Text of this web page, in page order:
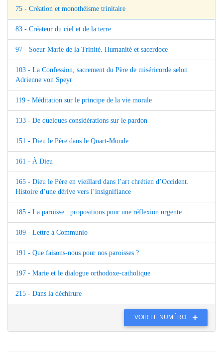
75 - Création et monothéisme trinitaire
83 - Créateur du ciel et de la terre
97 - Soeur Marie de la Trinité. Humanité et sacerdoce
103 - La Confession, sacrement du Père de miséricorde selon
Adrienne von Speyr
119 - Méditation sur le principe de la vie morale
133 - De quelques considérations sur le pardon
151 - Dieu le Père dans le Quart-Monde
161 - À Dieu
165 - Dieu le Père en vieillard dans l’art chrétien d’Occident.
Histoire d’une dérive vers l’insignifiance
185 - La paroisse : propositions pour une réflexion urgente
189 - Lettre à Communio
191 - Que faisons-nous pour nos paroisses ?
197 - Marie et le dialogue orthodoxe-catholique
215 - Dans la déchirure
VOIR LE NUMÉRO